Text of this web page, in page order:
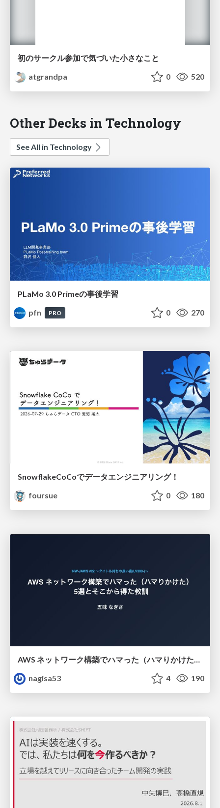
初のサークル参加で気づいた小さなこと
atgrandpa
0 520
Other Decks in Technology
See All in Technology
PLaMo 3.0 Primeの事後学習
pfn
PRO 0 270
SnowflakeCoCoでデータエンジニアリング！
foursue
0 180
AWS ネットワーク構築でハマった（ハマりかけた） 5選とそこから得た教訓
nagisa53
4 190